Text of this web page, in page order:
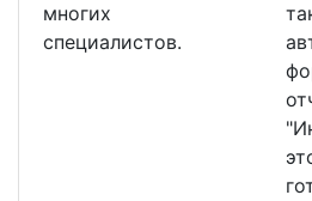
многих
специалистов.